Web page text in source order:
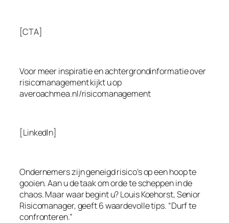
[CTA]
Voor meer inspiratie en achtergrondinformatie over
risicomanagement kijkt u op
averoachmea.nl/risicomanagement
[LinkedIn]
Ondernemers zijn geneigd risico’s op een hoop te
gooien. Aan u de taak om orde te scheppen in de
chaos. Maar waar begint u? Louis Koehorst, Senior
Risicomanager, geeft 6 waardevolle tips. “Durf te
confronteren.”